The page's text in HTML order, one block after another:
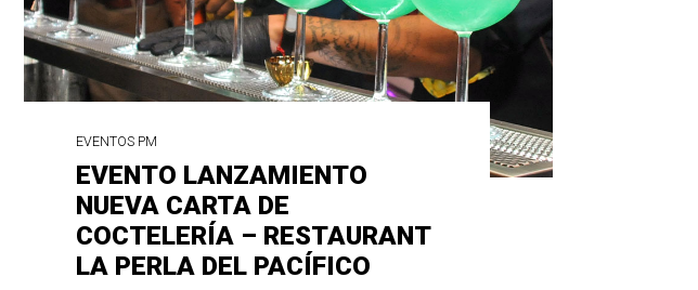
EVENTOS PM
EVENTO LANZAMIENTO
NUEVA CARTA DE
COCTELERÍA – RESTAURANT
LA PERLA DEL PACÍFICO